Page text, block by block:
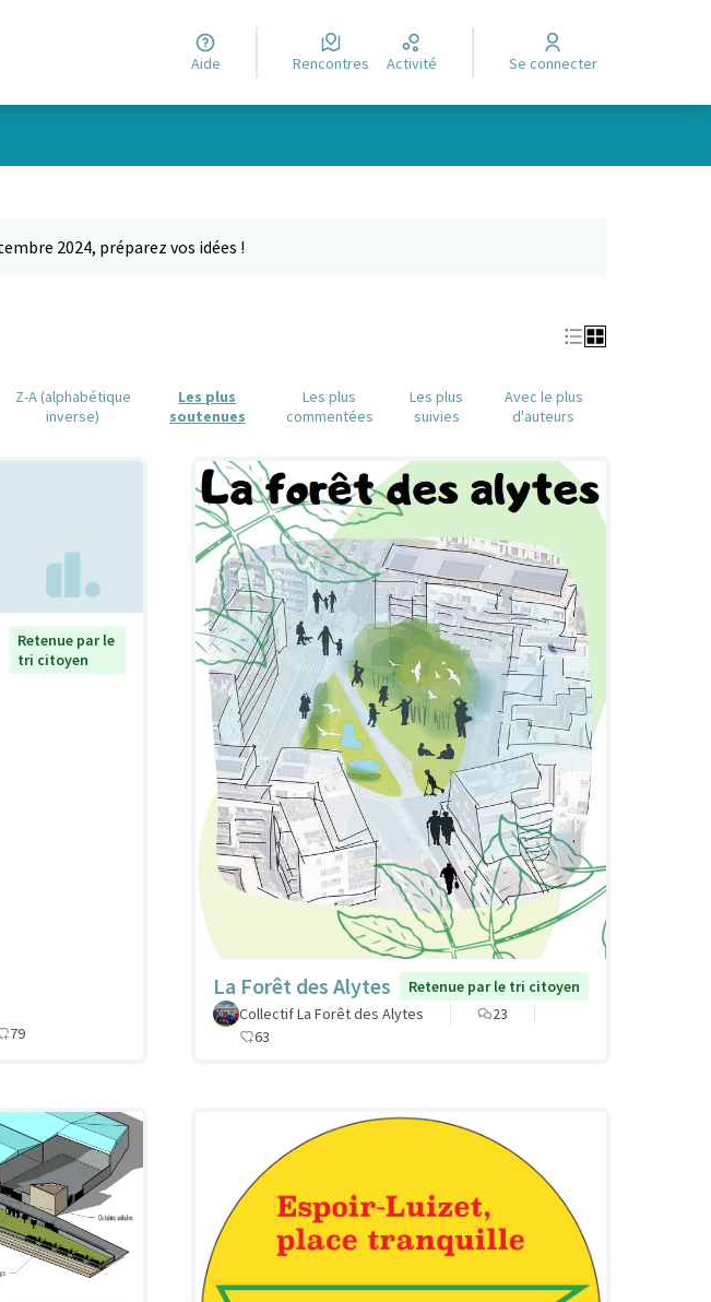
Aide Rencontres Activité Se connecter
2024, préparez vos idées !
Z-A (alphabétique
inverse)
Les plus
soutenues
Les plus
commentées
Les plus
suivies
Avec le plus
d'auteurs
Retenue par le
tri citoyen
79
La Forêt des Alytes
Retenue par le tri citoyen
Collectif La Forêt des Alytes
23
63